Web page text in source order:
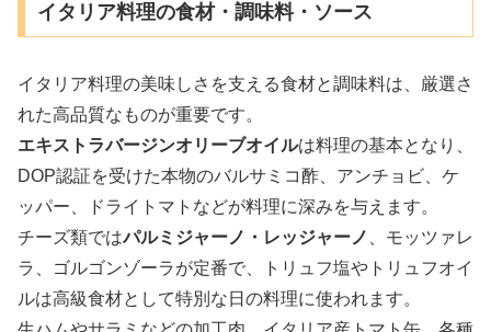
イタリア料理の食材・調味料・ソース
イタリア料理の美味しさを支える食材と調味料は、厳選さ
れた高品質なものが重要です。
エキストラバージンオリーブオイルは料理の基本となり、
DOP認証を受けた本物のバルサミコ酢、アンチョビ、ケ
ッパー、ドライトマトなどが料理に深みを与えます。
チーズ類ではパルミジャーノ・レッジャーノ
、モッツァレ
ラ、ゴルゴンゾーラが定番で、トリュフ塩やトリュフオイ
ルは高級食材として特別な日の料理に使われます。